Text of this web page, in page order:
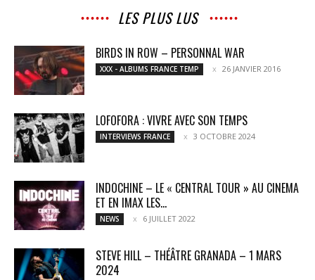
LES PLUS LUS
BIRDS IN ROW – PERSONNAL WAR
XXX - ALBUMS FRANCE TEMP 26 JANVIER 2016
LOFOFORA : VIVRE AVEC SON TEMPS
INTERVIEWS FRANCE 3 OCTOBRE 2024
INDOCHINE – LE « CENTRAL TOUR » AU CINEMA
ET EN IMAX LES...
NEWS 6 JUILLET 2022
STEVE HILL – THÉÂTRE GRANADA – 1 MARS
2024